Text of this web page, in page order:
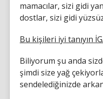
mamacılar, sizi gidi
dostlar, sizi gidi
Bu kişileri iyi tanıyın
Biliyorum şu anda
şimdi size yağ
sendelediğinizde